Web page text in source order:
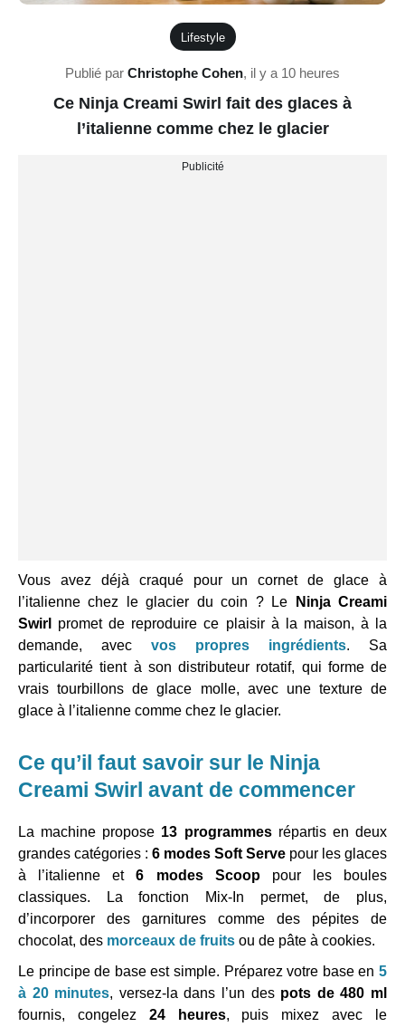
Lifestyle
Publié par Christophe Cohen, il y a 10 heures
Ce Ninja Creami Swirl fait des glaces à
l’italienne comme chez le glacier
Vous avez déjà craqué pour un cornet de glace à
l’italienne chez le glacier du coin ? Le
Ninja Creami
Swirl
promet de reproduire ce plaisir à la maison, à la
demande, avec vos propres ingrédients. Sa
particularité tient à son distributeur rotatif, qui forme de
vrais tourbillons de glace molle, avec une texture de
glace à l’italienne comme chez le glacier.
Ce qu’il faut savoir sur le Ninja
Creami Swirl avant de commencer
La machine propose 13 programmesrépartis en deux
grandes catégories : 6 modes Soft Serve pour les glaces
à l’italienne et6 modes Scooppour les boules
classiques. La fonction Mix-In permet, de plus,
d’incorporer des garnitures comme des pépites de
chocolat, des morceaux de fruits ou de pâte à cookies.
Le principe de base est simple. Préparez votre base en 5
à 20 minutes, versez-la dans l’un des pots de 480 ml
fournis, congelez 24 heures, puis mixez avec le